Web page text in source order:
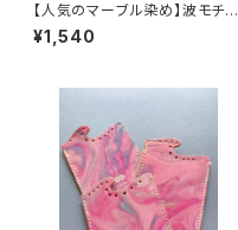
【人気のマーブル染め】波モチー
フ カードケース(ブルーカラー)
¥1,540